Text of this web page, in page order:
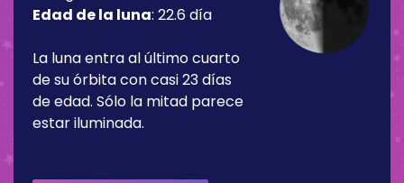
Edad de la luna: 22.6 día
La luna entra al último cuarto
de su órbita con casi 23 días
de edad. Sólo la mitad parece
estar iluminada.